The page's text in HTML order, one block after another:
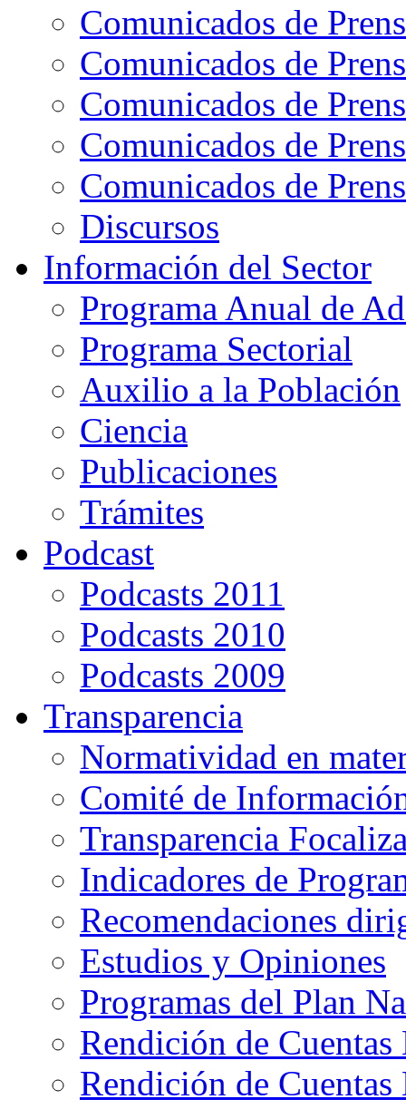
Comunicados de
Comunicados de
Comunicados de
Comunicados de
Comunicados de
Discursos
Información del Sector
Programa Anual de
Programa Sectorial
Auxilio a la Población
Ciencia
Publicaciones
Trámites
Podcast
Podcasts 2011
Podcasts 2010
Podcasts 2009
Transparencia
Normatividad en
Comité de
Transparencia
Indicadores de
Recomendaciones
Estudios y Opiniones
Programas del Plan
Rendición de Cuentas
Rendición de Cuentas